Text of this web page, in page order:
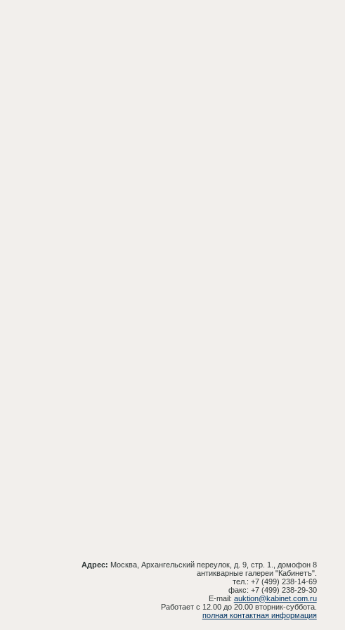
Адрес: Москва, Архангельский переулок, д. 9, стр. 1., домофон 8
антикварные галереи "Кабинетъ".
тел.: +7 (499) 238-14-69
факс: +7 (499) 238-29-30
E-mail: auktion@kabinet.com.ru
Работает с 12.00 до 20.00 вторник-суббота.
полная контактная информация